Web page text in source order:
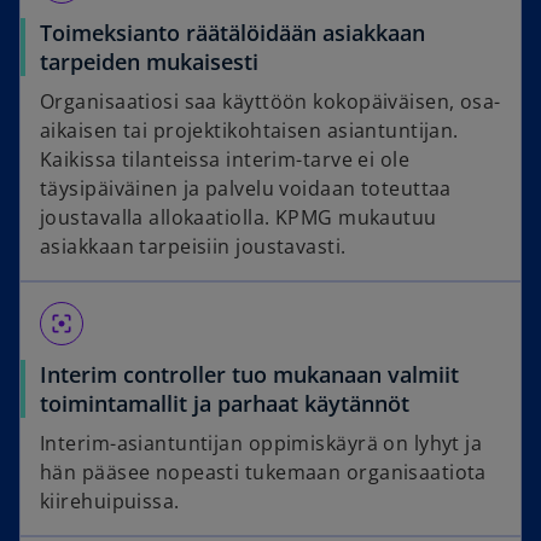
Toimeksianto räätälöidään asiakkaan
tarpeiden mukaisesti
Organisaatiosi saa käyttöön kokopäiväisen, osa-
aikaisen tai projektikohtaisen asiantuntijan.
Kaikissa tilanteissa interim-tarve ei ole
täysipäiväinen ja palvelu voidaan toteuttaa
joustavalla allokaatiolla. KPMG mukautuu
asiakkaan tarpeisiin joustavasti.
filter_center_focus
Interim controller tuo mukanaan valmiit
toimintamallit ja parhaat käytännöt
Interim-asiantuntijan oppimiskäyrä on lyhyt ja
hän pääsee nopeasti tukemaan organisaatiota
kiirehuipuissa.